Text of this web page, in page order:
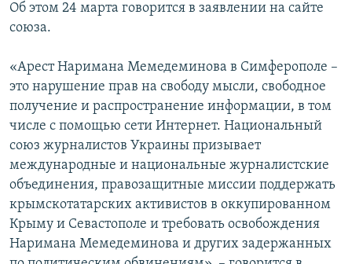
Об этом 24 марта говорится в заявлении на сайте
союза.
«Арест Наримана Мемедеминова в Симферополе –
это нарушение прав на свободу мысли, свободное
получение и распространение информации, в том
числе с помощью сети Интернет. Национальный
союз журналистов Украины призывает
международные и национальные журналистские
объединения, правозащитные миссии поддержать
крымскотатарских активистов в оккупированном
Крыму и Севастополе и требовать освобождения
Наримана Мемедеминова и других задержанных